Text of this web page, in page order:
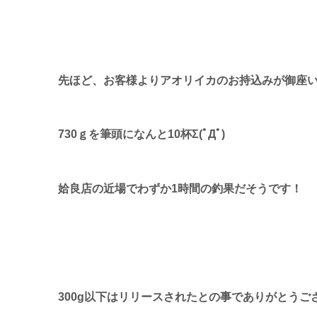
先ほど、お客様よりアオリイカのお持込みが御座
730ｇを筆頭になんと10杯Σ(ﾟДﾟ)
姶良店の近場でわずか1時間の釣果だそうです！
300g以下はリリースされたとの事でありがとうご